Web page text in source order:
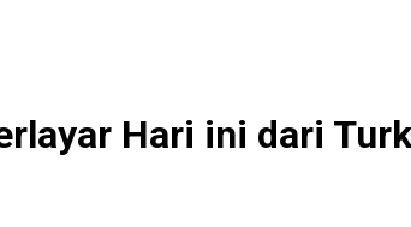
Hari ini dari